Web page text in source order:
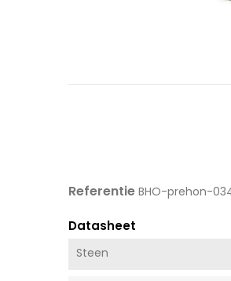
Referentie BHO-prehon-
Datasheet
Steen